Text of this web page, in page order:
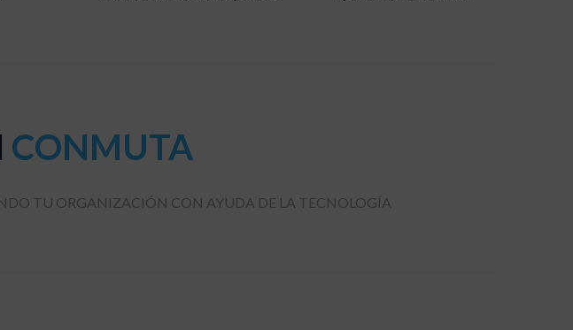
CONMUTA
TU ORGANIZACIÓN CON AYUDA DE LA TECNOLOGÍA